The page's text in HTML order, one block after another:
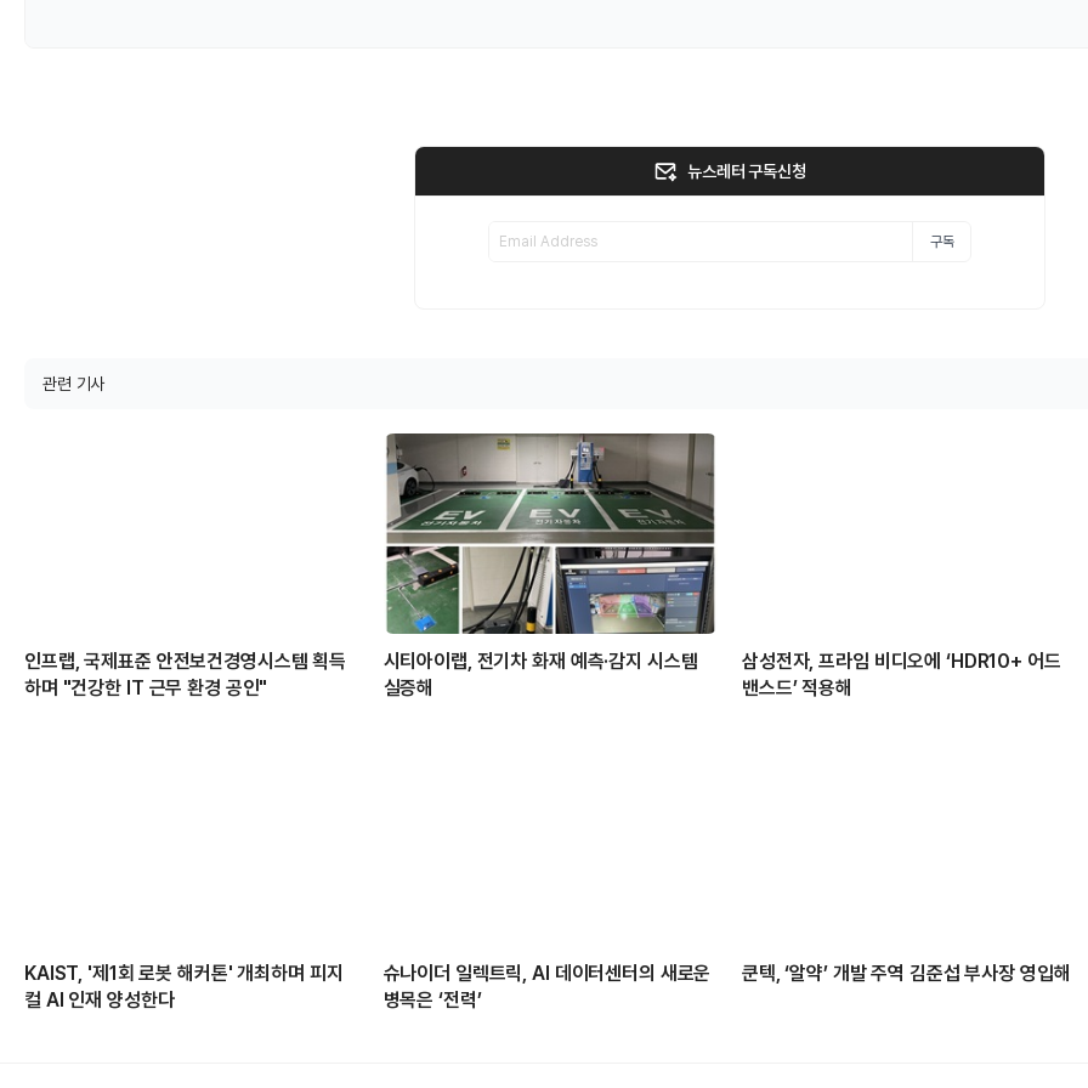
뉴스레터 구독신청
구독
관련 기사
인프랩, 국제표준 안전보건경영시스템 획득
하며 "건강한 IT 근무 환경 공인"
시티아이랩, 전기차 화재 예측·감지 시스템
실증해
삼성전자, 프라임 비디오에 ‘HDR10+ 어드
밴스드’ 적용해
KAIST, '제1회 로봇 해커톤' 개최하며 피지
컬 AI 인재 양성한다
슈나이더 일렉트릭, AI 데이터센터의 새로운
병목은 ‘전력’
쿤텍, ‘알약’ 개발 주역 김준섭 부사장 영입해